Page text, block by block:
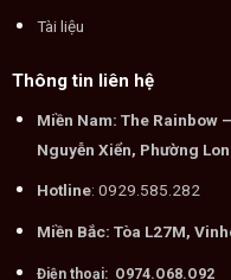
Tài liệu
Thông tin liên hệ
Miền Nam: The Rainbow
Nguyễn Xiển, Phường
Hotline: 0929.585.282
Miền Bắc: Tòa L27M,
Điện thoại: O974.O68.O92